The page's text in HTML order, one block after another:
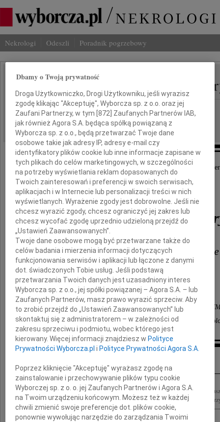
Nekrologi Odeszli Poradnik pogrzebowy
Maria Kobuszewska-
REGION: Warszawa
DATA EMISJI: 26.11.2009
Z głębokim żalem przyjęliśmy wiadomość o
Pani
prof. dr hab. med.
Marii Kobuszewskiej-
Współpracownikom i Rodzinie
wyrazy współczucia
składa
zespół Katedry i Zakładu Patomorfologii Klinicznej
oraz Bydgoski Oddział Polskiego Towarzystwa
Inne kondolencje
Ze smutkiem przyjęliśmy wiadomość o odejściu profesor dr hab. med. Marii
współtwórczyni powojennej polskiej patomorfologii, opiekuna wielu pokoleń
Dbamy o Twoją prywatność
Droga Użytkowniczko, Drogi Użytkowniku, jeśli wyrazisz
zgodę klikając "Akceptuję", Wyborcza sp. z o.o. oraz jej
Zaufani Partnerzy, w tym [872] Zaufanych Partnerów IAB,
jak również Agora S.A. będąca spółką powiązaną z
Wyborcza sp. z o.o., będą przetwarzać Twoje dane
osobowe takie jak adresy IP, adresy e-mail czy
identyfikatory plików cookie lub inne informacje zapisane w
tych plikach do celów marketingowych, w szczególności
na potrzeby wyświetlania reklam dopasowanych do
Twoich zainteresowań i preferencji w swoich serwisach,
aplikacjach i w Internecie lub personalizacji treści w nich
wyświetlanych. Wyrażenie zgody jest dobrowolne. Jeśli nie
chcesz wyrazić zgody, chcesz ograniczyć jej zakres lub
chcesz wycofać zgodę uprzednio udzieloną przejdź do
„Ustawień Zaawansowanych”.
Twoje dane osobowe mogą być przetwarzane także do
celów badania i mierzenia informacji dotyczących
funkcjonowania serwisów i aplikacji lub łączone z danymi
dot. świadczonych Tobie usług. Jeśli podstawą
przetwarzania Twoich danych jest uzasadniony interes
Wyborcza sp. z o.o., jej spółki powiązanej – Agora S.A. – lub
Zaufanych Partnerów, masz prawo wyrazić sprzeciw. Aby
to zrobić przejdź do „Ustawień Zaawansowanych” lub
skontaktuj się z administratorem – w zależności od
zakresu sprzeciwu i podmiotu, wobec którego jest
kierowany. Więcej informacji znajdziesz wPolityce
Prywatności Wyborcza.pl iPolityce Prywatności Agora S.A.
Poprzez kliknięcie "Akceptuję" wyrażasz zgodę na
zainstalowanie i przechowywanie plików typu cookie
Wyborczej sp. z o. o. jej Zaufanych Partnerów i Agora S.A.
na Twoim urządzeniu końcowym. Możesz też w każdej
chwili zmienić swoje preferencje dot. plików cookie,
ponownie wywołując narzędzie do zarządzania Twoimi